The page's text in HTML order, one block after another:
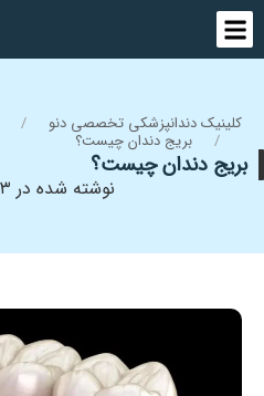
کلینیک دندانپزشکی تخصصی دنو
بریج دندان چیست؟
بریج دندان چیست؟
نوشته شده در ۳ مرداد ۱۴۰۳